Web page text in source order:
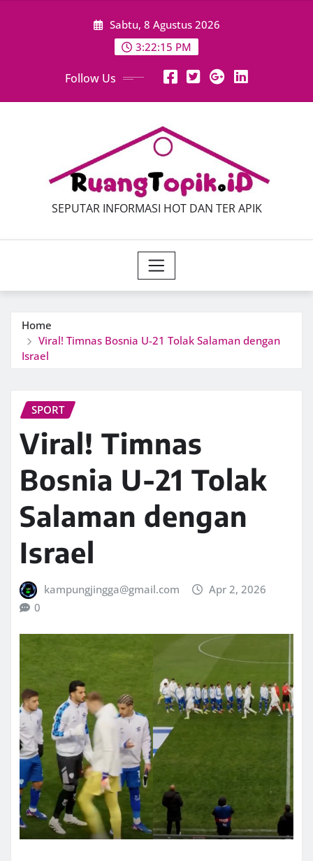
Sabtu, 8 Agustus 2026
3:22:17 PM
Follow Us
SEPUTAR INFORMASI HOT DAN TER APIK
Home
Viral! Timnas Bosnia U-21 Tolak Salaman dengan
Israel
SPORT
Viral! Timnas
Bosnia U-21 Tolak
Salaman dengan
Israel
kampungjingga@gmail.com
Apr 2, 2026
0